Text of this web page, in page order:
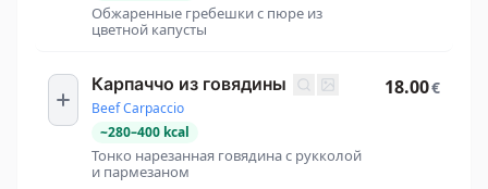
Обжаренные гребешки с пюре из
цветной капусты
Карпаччо из говядины
Beef Carpaccio
~280–400 kcal
Тонко нарезанная говядина с рукколой
и пармезаном
18.00€